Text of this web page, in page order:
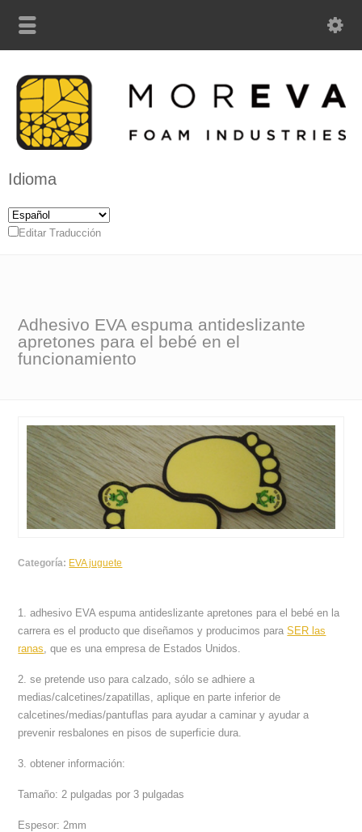
Idioma
Editar Traducción
Adhesivo EVA espuma antideslizante
apretones para el bebé en el
funcionamiento
Categoría: EVA juguete
1. adhesivo EVA espuma antideslizante apretones para el bebé en la
carrera es el producto que diseñamos y producimos paraSER las
ranas , que es una empresa de Estados Unidos.
2. se pretende uso para calzado, sólo se adhiere a
medias/calcetines/zapatillas, aplique en parte inferior de
calcetines/medias/pantuflas para ayudar a caminar y ayudar a
prevenir resbalones en pisos de superficie dura.
3. obtener información:
Tamaño: 2 pulgadas por 3 pulgadas
Espesor: 2mm